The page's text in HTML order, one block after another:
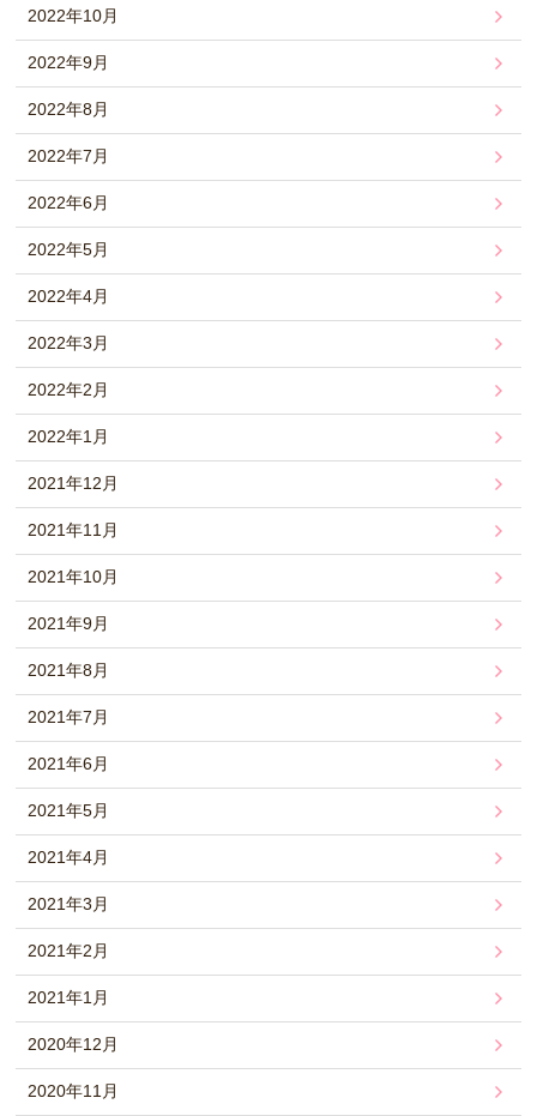
2022年10月
2022年9月
2022年8月
2022年7月
2022年6月
2022年5月
2022年4月
2022年3月
2022年2月
2022年1月
2021年12月
2021年11月
2021年10月
2021年9月
2021年8月
2021年7月
2021年6月
2021年5月
2021年4月
2021年3月
2021年2月
2021年1月
2020年12月
2020年11月